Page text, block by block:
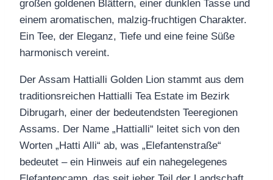
großen goldenen Blättern, einer dunklen Tasse und
einem aromatischen, malzig‑fruchtigen Charakter.
Ein Tee, der Eleganz, Tiefe und eine feine Süße
harmonisch vereint.
Der Assam Hattialli Golden Lion stammt aus dem
traditionsreichen Hattialli Tea Estate im Bezirk
Dibrugarh, einer der bedeutendsten Teeregionen
Assams. Der Name „Hattialli“ leitet sich von den
Worten „Hatti Alli“ ab, was „Elefantenstraße“
bedeutet – ein Hinweis auf ein nahegelegenes